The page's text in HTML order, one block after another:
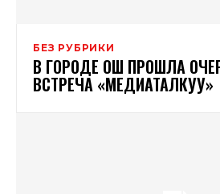
БЕЗ РУБРИКИ
В ГОРОДЕ ОШ ПРОШЛА
ВСТРЕЧА «МЕДИАТАЛКУУ»